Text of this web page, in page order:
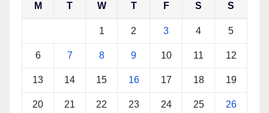
M T W T F S S
1 2 3 4 5
6 7 8 9 10 11 12
13 14 15 16 17 18 19
20 21 22 23 24 25 26